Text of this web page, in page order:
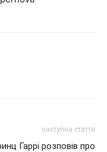
наступна стаття
Гаррі розповів про